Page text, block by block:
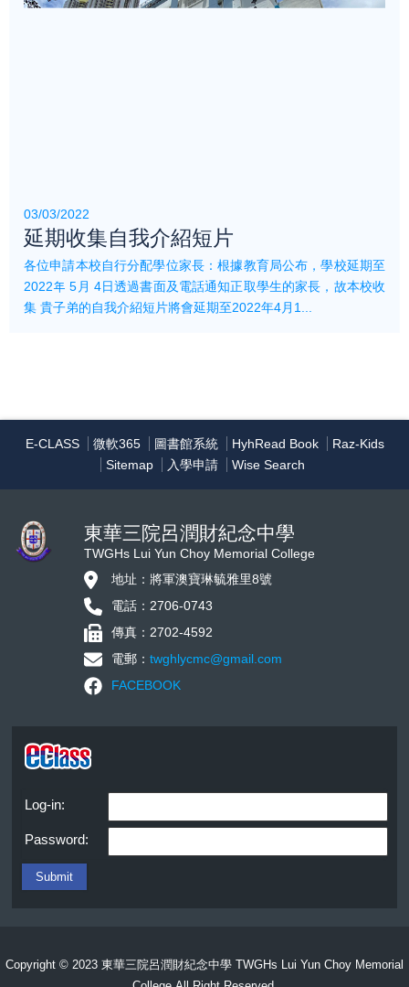
03/03/2022
延期收集自我介紹短片
各位申請本校自行分配學位家長：根據教育局公布，學校延期至
2022年 5月 4日透過書面及電話通知正取學生的家長，故本校收
集 貴子弟的自我介紹短片將會延期至2022年4月1...
E-CLASS 微軟365 圖書館系統 HyhRead Book
Raz-Kids
Sitemap
入學申請 Wise Search
東華三院呂潤財紀念中學
TWGHs Lui Yun Choy Memorial College
地址：將軍澳寶琳毓雅里8號
電話：2706-0743
傳真：2702-4592
電郵：twghlycmc@gmail.com
FACEBOOK
Log-in:
Password:
Copyright © 2023 東華三院呂潤財紀念中學 TWGHs Lui Yun Choy Memorial